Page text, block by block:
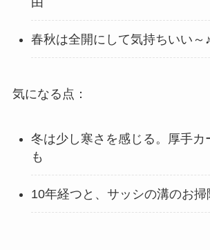
春秋は全開にして気持ちいい～♪
気になる点：
冬は少し寒さを感じる。厚手カ
も
10年経つと、サッシの溝のお